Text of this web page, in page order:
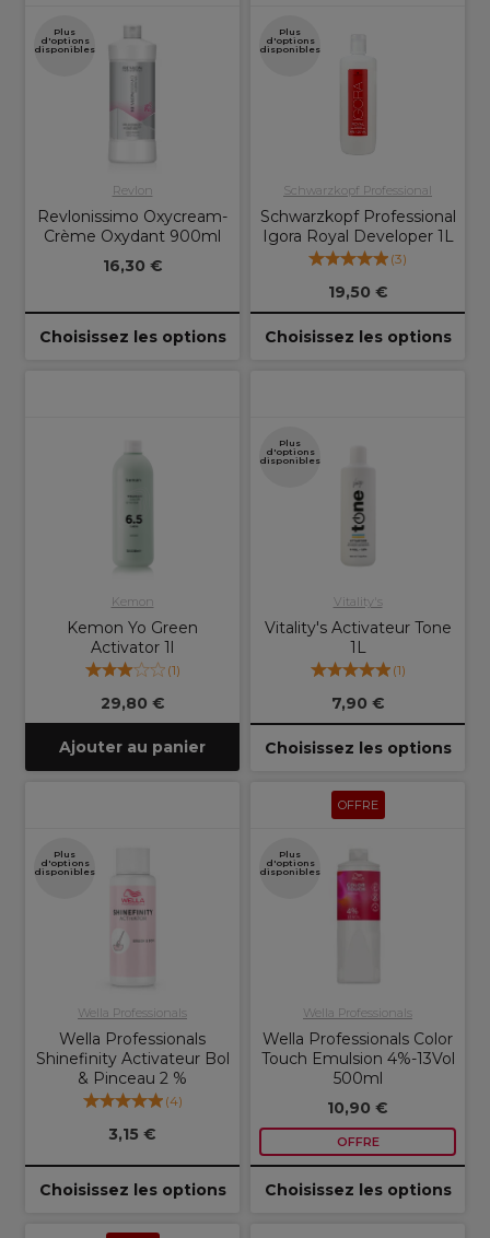
Plus
d'options
disponibles
Revlon
Revlonissimo Oxycream-
Crème Oxydant 900ml
16,30 €
Choisissez les options
Plus
d'options
disponibles
Schwarzkopf Professional
Schwarzkopf Professional
Igora Royal Developer 1L
(3)
19,50 €
Choisissez les options
Kemon
Kemon Yo Green
Activator 1l
(1)
29,80 €
Ajouter au panier
Plus
d'options
disponibles
Vitality's
Vitality's Activateur Tone
1L
(1)
7,90 €
Choisissez les options
Plus
d'options
disponibles
Wella Professionals
Wella Professionals
Shinefinity Activateur Bol
& Pinceau 2 %
(4)
3,15 €
Choisissez les options
OFFRE
Plus
d'options
disponibles
Wella Professionals
Wella Professionals Color
Touch Emulsion 4%-13Vol
500ml
10,90 €
OFFRE
Choisissez les options